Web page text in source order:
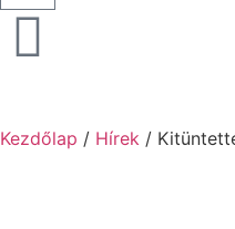
Kezdőlap / Hírek /